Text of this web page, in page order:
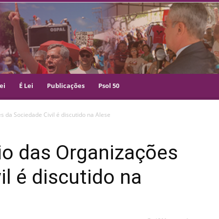
É Lei Publicações Psol 50
da Sociedade Civil é discutido na Alese
das Organizações
é discutido na